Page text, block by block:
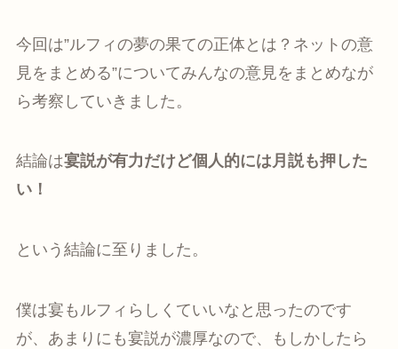
今回は”ルフィの夢の果ての正体とは？ネットの意
見をまとめる”についてみんなの意見をまとめなが
ら考察していきました。
結論は宴説が有力だけど個人的には月説も押した
い！
という結論に至りました。
僕は宴もルフィらしくていいなと思ったのです
が、あまりにも宴説が濃厚なので、もしかしたら